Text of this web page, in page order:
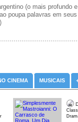
(o mais profundo
poupa palavras em
CINEMA MUSICAIS